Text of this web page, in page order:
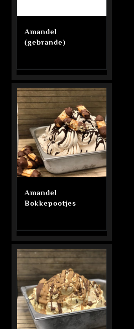
Amandel
(gebrande)
Amandel
Bokkepootjes